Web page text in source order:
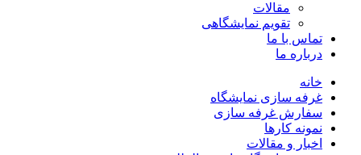
مقالات
تقویم نمایشگاهی
تماس با ما
درباره ما
خانه
غرفه سازی نمایشگاه
سفارش غرفه سازی
نمونه کارها
اخبار و مقالات